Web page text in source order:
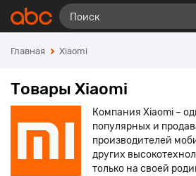
Главная Xiaomi
Товары Xiaomi
Компания Xiaomi –
популярных и
производителей
других
только на своей